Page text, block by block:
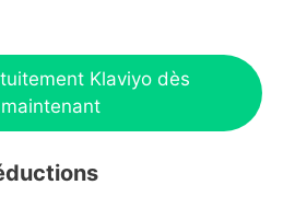
Klaviyo dès
maintenant